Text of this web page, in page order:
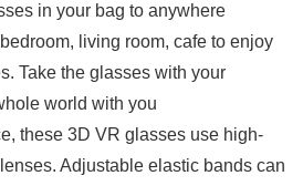
in your bag to anywhere
living room, cafe to enjoy
Take the glasses with your
world with you
these 3D VR glasses use high-
Adjustable elastic bands can